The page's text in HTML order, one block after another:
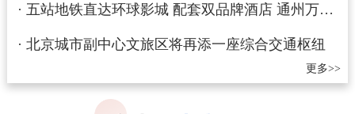
· 五站地铁直达环球影城 配套双品牌酒店 通州万盛西交通枢纽将设商业街区
· 北京城市副中心文旅区将再添一座综合交通枢纽
更多>>